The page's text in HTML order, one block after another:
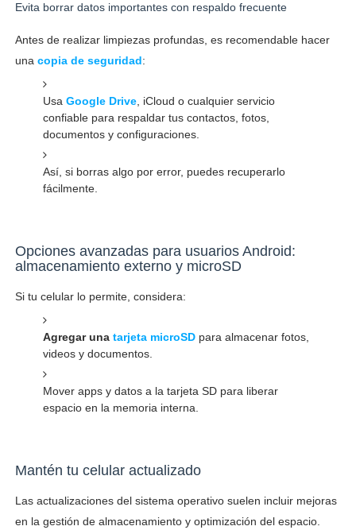
Evita borrar datos importantes con respaldo frecuente
Antes de realizar limpiezas profundas, es recomendable hacer
una copia de seguridad:
Usa Google Drive, iCloud o cualquier servicio
confiable para respaldar tus contactos, fotos,
documentos y configuraciones.
Así, si borras algo por error, puedes recuperarlo
fácilmente.
Opciones avanzadas para usuarios Android:
almacenamiento externo y microSD
Si tu celular lo permite, considera:
Agregar una tarjeta microSDpara almacenar fotos,
videos y documentos.
Mover apps y datos a la tarjeta SD para liberar
espacio en la memoria interna.
Mantén tu celular actualizado
Las actualizaciones del sistema operativo suelen incluir mejoras
en la gestión de almacenamiento y optimización del espacio.